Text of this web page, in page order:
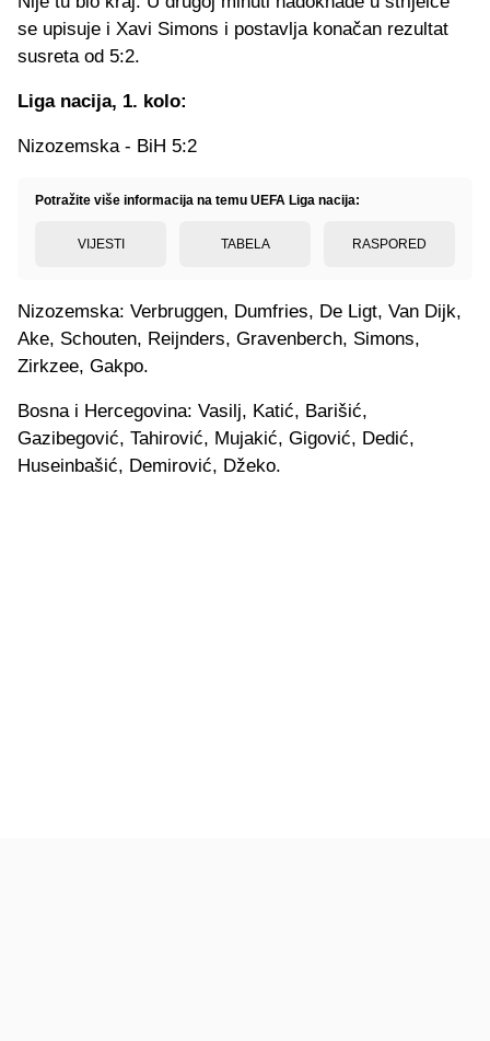
se upisuje i Xavi Simons i postavlja konačan rezultat
susreta od 5:2.
Liga nacija, 1. kolo:
Nizozemska - BiH 5:2
Potražite više informacija na temu UEFA Liga nacija:
VIJESTI TABELA RASPORED
Nizozemska: Verbruggen, Dumfries, De Ligt, Van Dijk,
Ake, Schouten, Reijnders, Gravenberch, Simons,
Zirkzee, Gakpo.
Bosna i Hercegovina: Vasilj, Katić, Barišić,
Gazibegović, Tahirović, Mujakić, Gigović, Dedić,
Huseinbašić, Demirović, Džeko.